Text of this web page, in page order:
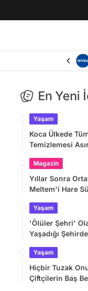
En Yeni
Yaşam
Koca Ülkede
Temizlemesi
Magazin
Yıllar Sonra
Meltem'i Hare
Yaşam
'Ölüler Şehri'
Yaşadığı
Yaşam
Hiçbir Tuzak
Çiftçilerin Baş